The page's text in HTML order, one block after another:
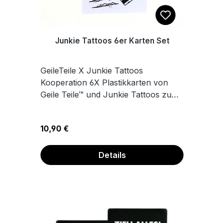
Junkie Tattoos 6er Karten Set
GeileTeile X Junkie Tattoos
Kooperation 6X Plastikkarten von
Geile Teile™ und Junkie Tattoos zum
Regulärer Preis:
10,90 €
Details